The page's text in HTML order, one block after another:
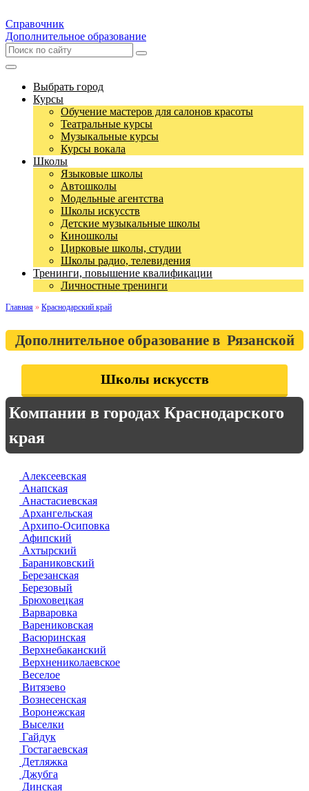
Справочник
Дополнительное образование
Выбрать город
Курсы
Обучение мастеров для салонов красоты
Театральные курсы
Музыкальные курсы
Курсы вокала
Школы
Языковые школы
Автошколы
Модельные агентства
Школы искусств
Детские музыкальные школы
Киношколы
Цирковые школы, студии
Школы радио, телевидения
Тренинги, повышение квалификации
Личностные тренинги
Главная » Краснодарский край
Дополнительное образование в Рязанской
Школы искусств
Компании в городах Краснодарского
края
Алексеевская
Анапская
Анастасиевская
Архангельская
Архипо-Осиповка
Афипский
Ахтырский
Бараниковский
Березанская
Березовый
Брюховецкая
Варваровка
Варениковская
Васюринская
Верхнебаканский
Верхнениколаевское
Веселое
Витязево
Вознесенская
Воронежская
Выселки
Гайдук
Гостагаевская
Детляжка
Джубга
Динская